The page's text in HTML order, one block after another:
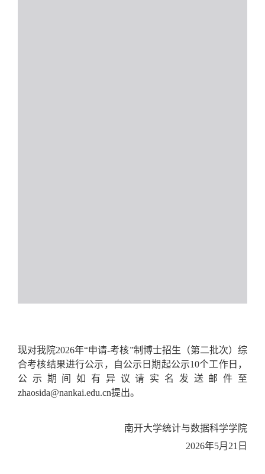
现对我院2026年“申请-考核”制博士招生（第二批次）综
合考核结果进行公示，自公示日期起公示10个工作日，
公示期间如有异议请实名发送邮件至
zhaosida@nankai.edu.cn提出。
南开大学统计与数据科学学院
2026年5月21 日